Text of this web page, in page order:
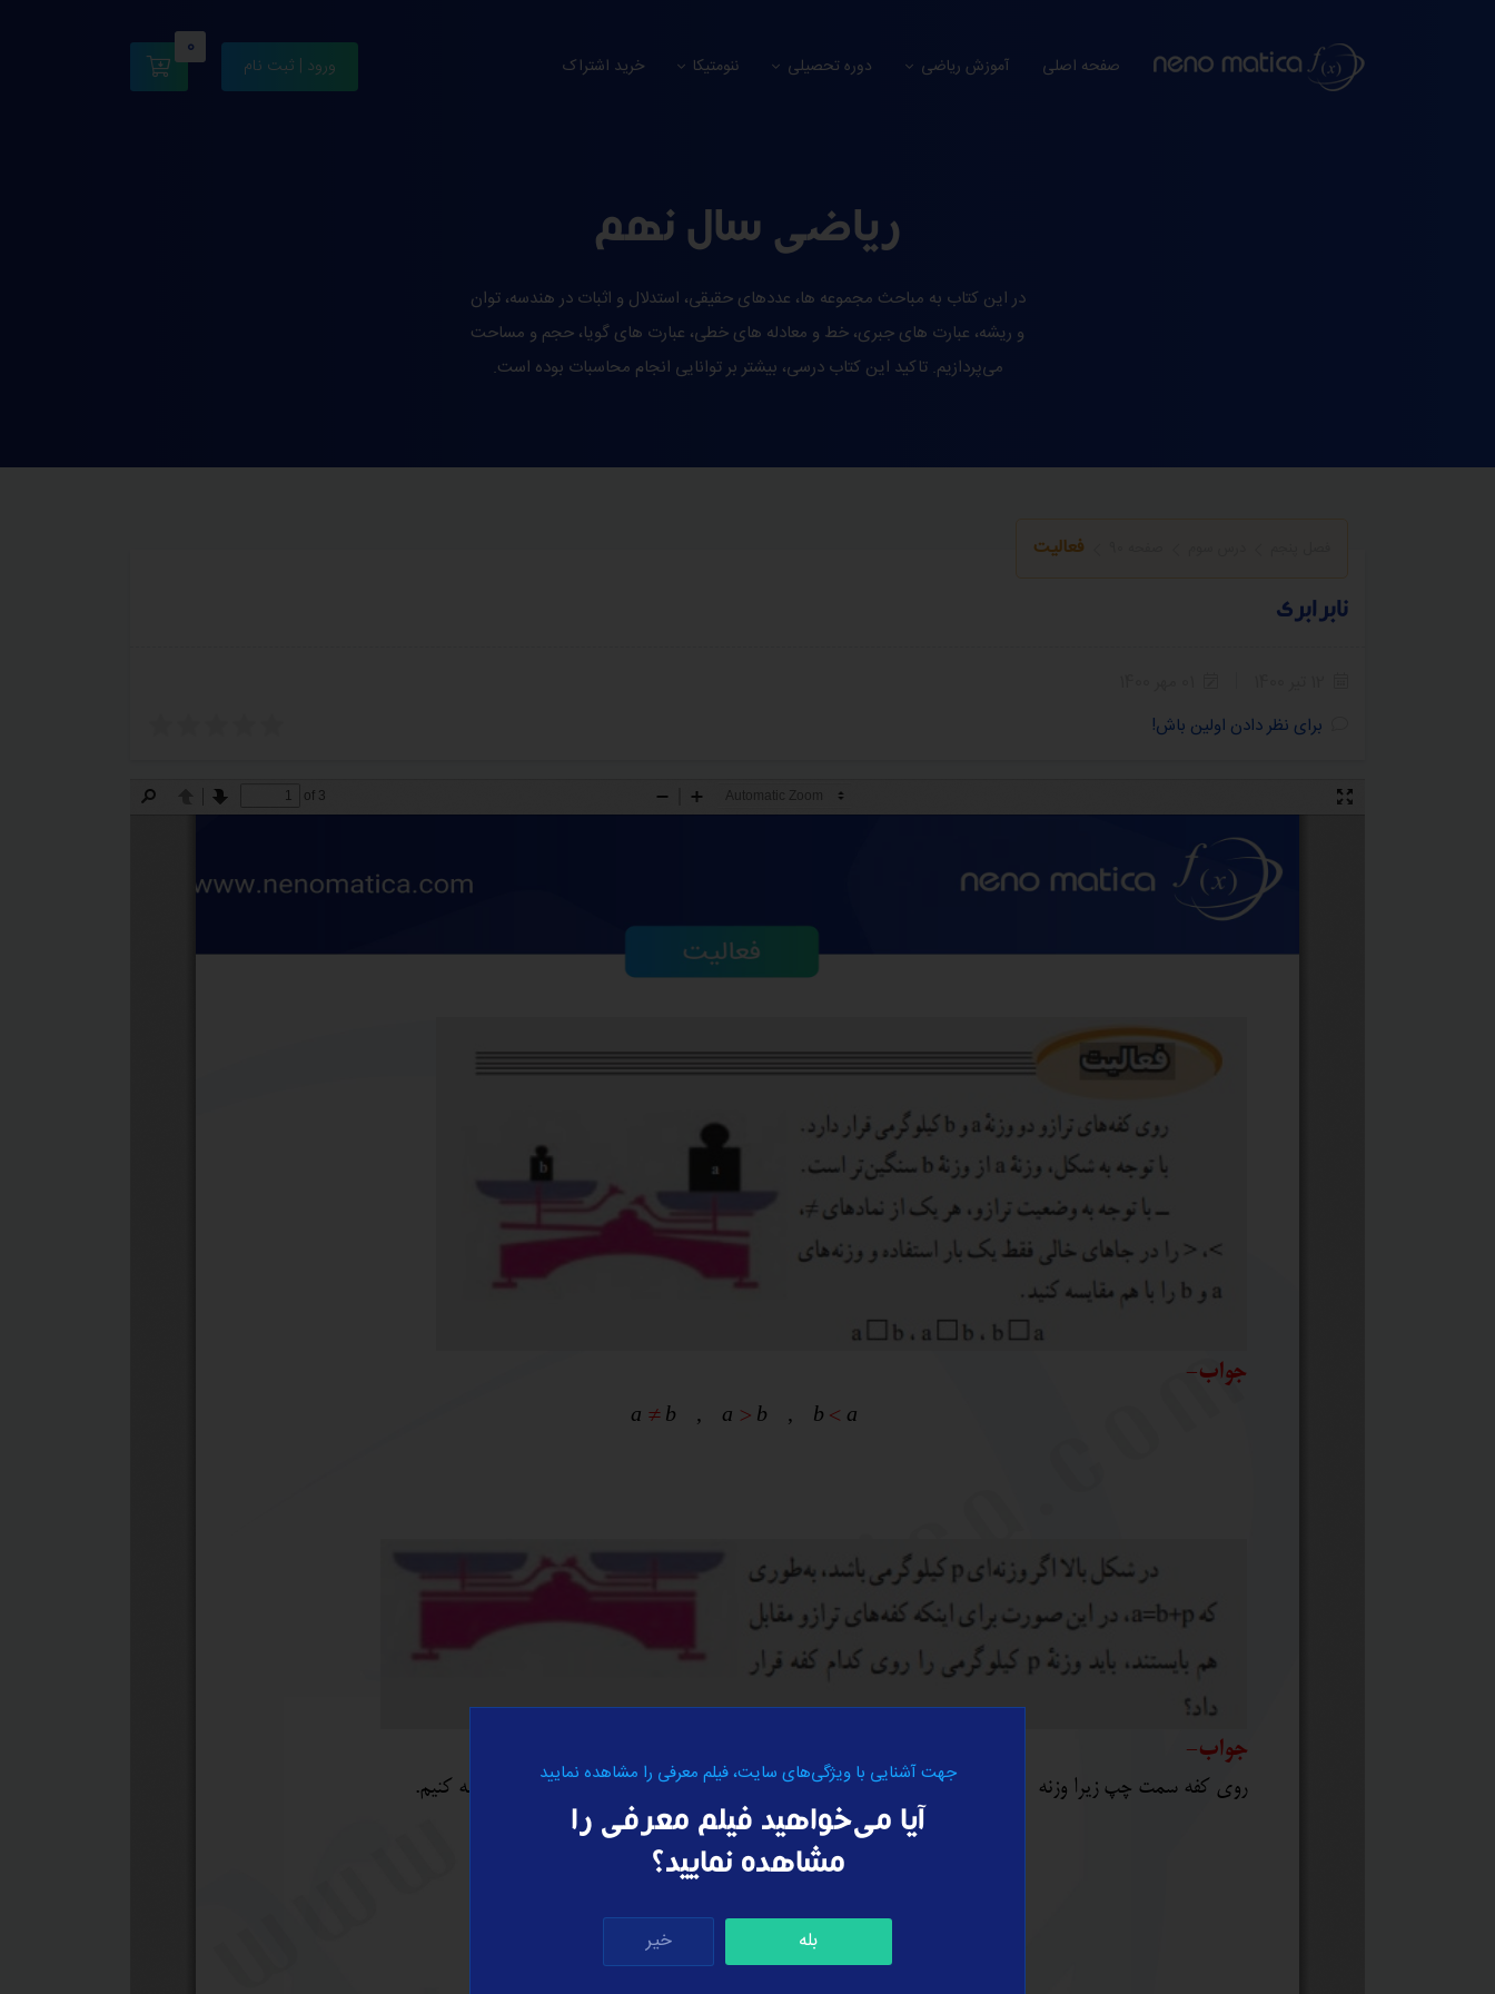
صفحه اصلی آموزش ریاضی دوره تحصیلی ننومتیکا خرید اشتراک ورود | ثبت نام
0
ریاضی سال نهم
در این کتاب به مباحث مجموعه ها، عددهای حقیقی، استدلال و اثبات در هندسه، توان
و ریشه، عبارت های جبری، خط و معادله های خطی، عبارت های گویا، حجم و مساحت
می‌پردازیم. تاکید این کتاب درسی، بیشتر بر توانایی انجام محاسبات بوده است.
فعالیت
نابرابری
برای نظر دادن اولین باش!
1 2
جهت آشنایی با ویژگی‌های سایت، فیلم معرفی را مشاهده نمایید
آیا می‌خواهید فیلم معرفی را
مشاهده نمایید؟
بله خیر